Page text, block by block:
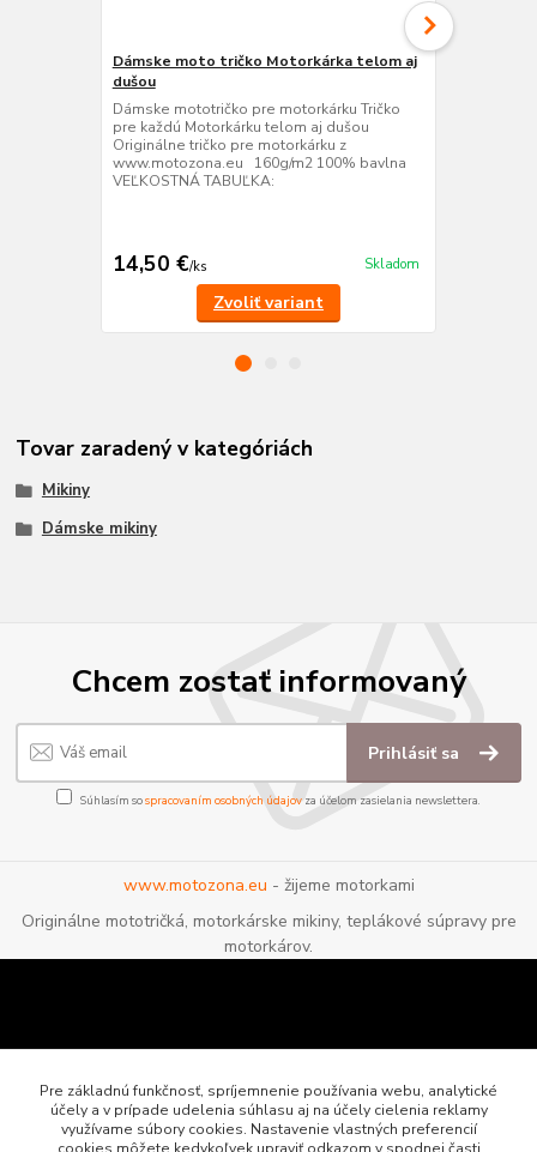
Dámske moto tričko Motorkárka telom aj
dušou
Dámske mototričko pre motorkárku Tričko
pre každú Motorkárku telom aj dušou
Originálne tričko pre motorkárku z
www.motozona.eu 160g/m2 100% bavlna
VEĽKOSTNÁ TABUĽKA:
14,50 €/ks Skladom
Zvoliť variant
Tovar zaradený v kategóriách
Mikiny
Dámske mikiny
Chcem zostať informovaný
Prihlásiť sa
Súhlasím sospracovaním osobných údajov za účelom zasielania newslettera.
www.motozona.eu - žijeme motorkami
Originálne mototričká, motorkárske mikiny, teplákové súpravy pre
motorkárov.
Pre základnú funkčnosť, spríjemnenie používania webu, analytické
účely a v prípade udelenia súhlasu aj na účely cielenia reklamy
využívame súbory cookies. Nastavenie vlastných preferencií